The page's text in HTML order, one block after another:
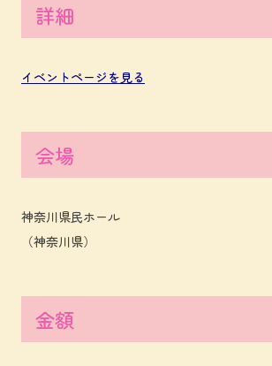
詳細
イベントページを見る
会場
神奈川県民ホール
（神奈川県）
金額